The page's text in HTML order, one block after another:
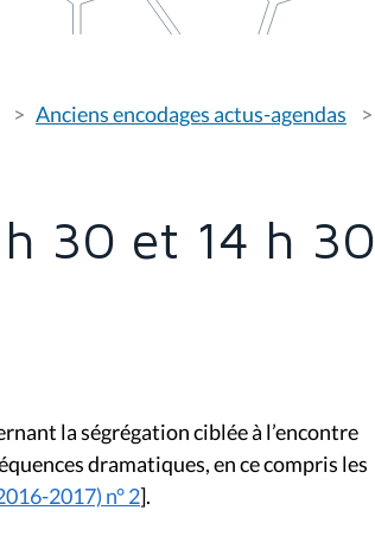
Anciens encodages actus-agendas
30 et 14 h 30
la ségrégation ciblée à l’encontre
dramatiques, en ce compris les
2017) n° 2].